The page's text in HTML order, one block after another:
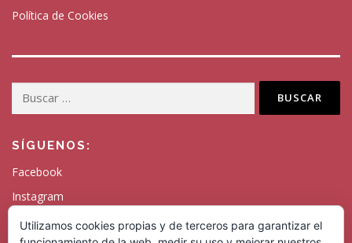
Política de Cookies
Buscar:
SÍGUENOS:
Facebook
Instagram
Twitter
Utilizamos cookies propias y de terceros para garantizar el